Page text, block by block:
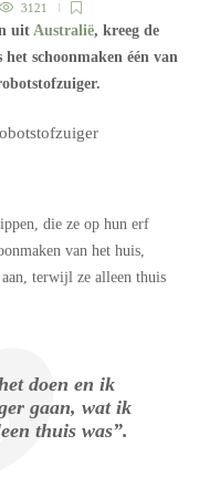
3121
uit Australië, kreeg de
schoonmaken één van
die ze op hun erf
van het huis,
terwijl ze alleen thuis
doen en ik
gaan, wat ik
thuis was”.